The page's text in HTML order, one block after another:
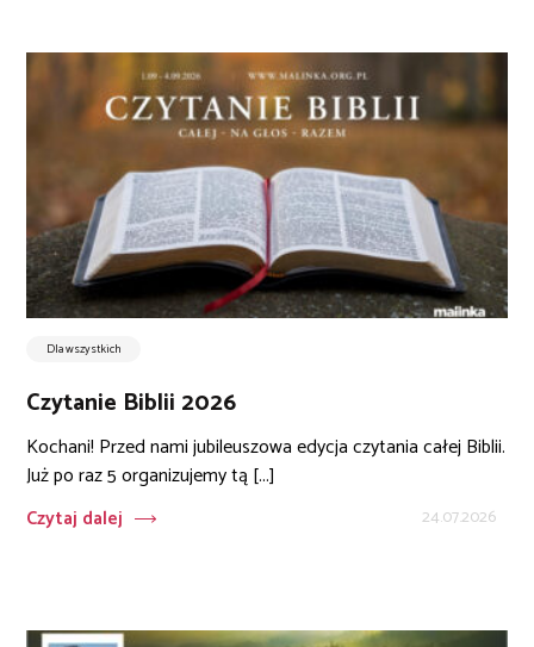
Dla wszystkich
Czytanie Biblii 2026
Kochani! Przed nami jubileuszowa edycja czytania całej Biblii.
Już po raz 5 organizujemy tą [...]
Czytaj dalej
24.07.2026